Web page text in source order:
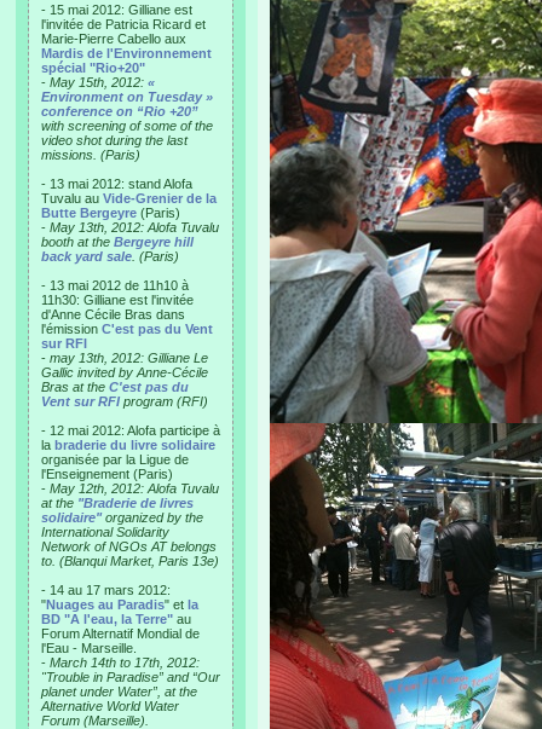
- 15 mai 2012: Gilliane est
l'invitée de Patricia Ricard et
Marie-Pierre Cabello aux
Mardis de l'Environnement
spécial "Rio+20"
- May 15th, 2012: «
Environment on Tuesday »
conference on “Rio +20”
with screening of some of the
video shot during the last
missions. (Paris)
- 13 mai 2012: stand Alofa
Tuvalu au Vide-Grenier de la
Butte Bergeyre (Paris)
- May 13th, 2012: Alofa Tuvalu
booth at the Bergeyre hill
back yard sale . (Paris)
- 13 mai 2012 de 11h10 à
11h30: Gilliane est l'invitée
d'Anne Cécile Bras dans
l'émission C'est pas du Vent
sur RFI
- may 13th, 2012: Gilliane Le
Gallic invited by Anne-Cécile
Bras at the C'est pas du
Vent sur RFI program (RFI)
- 12 mai 2012: Alofa participe à
la braderie du livre solidaire
organisée par la Ligue de
l'Enseignement (Paris)
- May 12th, 2012: Alofa Tuvalu
at the "Braderie de livres
solidaire"organized by the
International Solidarity
Network of NGOs AT belongs
to. (Blanqui Market, Paris 13e)
- 14 au 17 mars 2012:
"Nuages au Paradis" et la
BD "A l'eau, la Terre" au
Forum Alternatif Mondial de
l'Eau - Marseille.
- March 14th to 17th, 2012:
"Trouble in Paradise” and “Our
planet under Water”, at the
Alternative World Water
Forum (Marseille).